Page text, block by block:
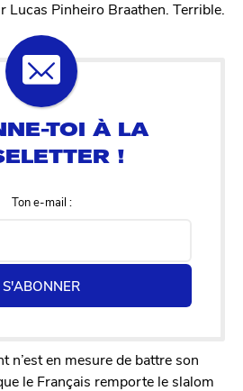
Lucas Pinheiro Braathen. Terrible.
Ton e-mail :
S'ABONNER
n’est en mesure de battre son
le Français remporte le slalom